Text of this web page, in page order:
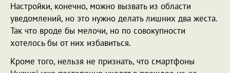
Настройки, конечно, можно вызвать из области
уведомлений, но это нужно делать лишних два жеста.
Так что вроде бы мелочи, но по совокупности
хотелось бы от них избавиться.
Кроме того, нельзя не признать, что смартфоны